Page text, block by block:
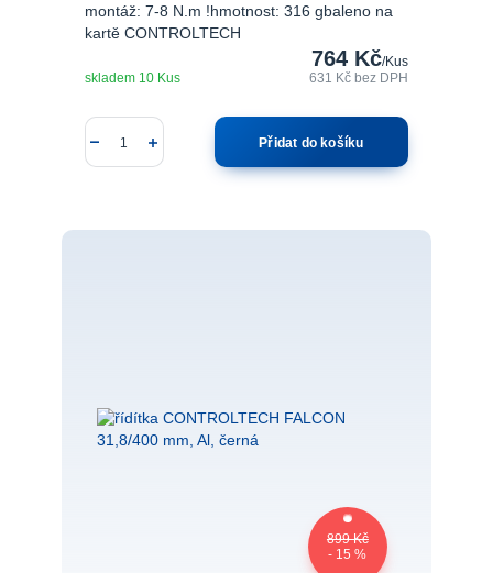
montáž: 7-8 N.m !hmotnost: 316 gbaleno na
kartě CONTROLTECH
764 Kč/Kus
631 Kč bez DPH
skladem 10 Kus
Přidat do košíku
899 Kč
- 15 %